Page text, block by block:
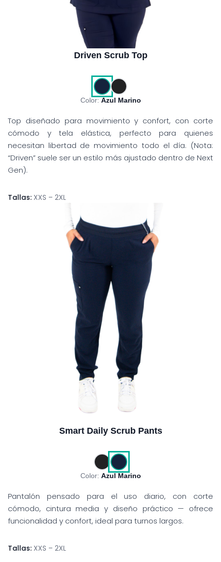
Driven Scrub Top
Color: Azul Marino
Top diseñado para movimiento y confort, con corte
cómodo y tela elástica, perfecto para quienes
necesitan libertad de movimiento todo el día. (Nota:
“Driven” suele ser un estilo más ajustado dentro de Next
Gen).
Tallas: XXS – 2XL
Smart Daily Scrub Pants
Color: Azul Marino
Pantalón pensado para el uso diario, con corte
cómodo, cintura media y diseño práctico — ofrece
funcionalidad y confort, ideal para turnos largos.
Tallas: XXS – 2XL